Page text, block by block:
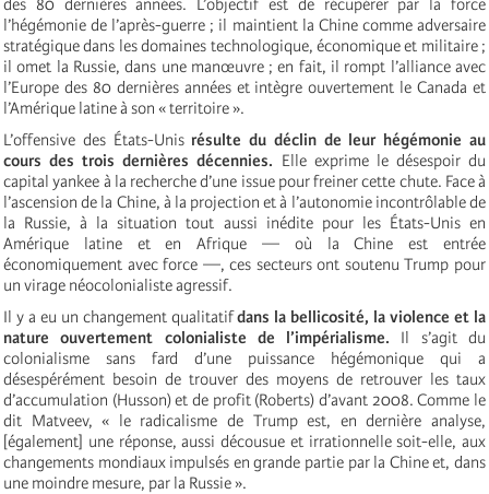
des 80 dernières années. L’objectif est de récupérer par la force
l’hégémonie de l’après-guerre ; il maintient la Chine comme adversaire
stratégique dans les domaines technologique, économique et militaire ;
il omet la Russie, dans une manœuvre ; en fait, il rompt l’alliance avec
l’Europe des 80 dernières années et intègre ouvertement le Canada et
l’Amérique latine à son « territoire ».
L’offensive des États-Unis résulte du déclin de leur hégémonie au
cours des trois dernières décennies. Elle exprime le désespoir du
capital yankee à la recherche d’une issue pour freiner cette chute. Face à
l’ascension de la Chine, à la projection et à l’autonomie incontrôlable de
la Russie, à la situation tout aussi inédite pour les États-Unis en
Amérique latine et en Afrique — où la Chine est entrée
économiquement avec force —, ces secteurs ont soutenu Trump pour
un virage néocolonialiste agressif.
Il y a eu un changement qualitatifdans la bellicosité, la violence et la
nature ouvertement colonialiste de l’impérialisme. Il s’agit du
colonialisme sans fard d’une puissance hégémonique qui a
désespérément besoin de trouver des moyens de retrouver les taux
d’accumulation (Husson) et de profit (Roberts) d’avant 2008. Comme le
dit Matveev, « le radicalisme de Trump est, en dernière analyse,
[également] une réponse, aussi décousue et irrationnelle soit-elle, aux
changements mondiaux impulsés en grande partie par la Chine et, dans
une moindre mesure, par la Russie ».